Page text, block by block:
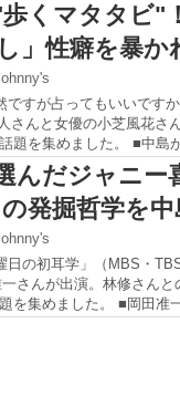
くマタタビ"
」性癖を暴
ですが占ってもいいです
さんと女優の小芝風花さ
題を集めました。 ■中島
んだジャニー
発掘哲学を
日の初耳学」（MBS・
さんが出演。林修さん
を集めました。 ■岡田准